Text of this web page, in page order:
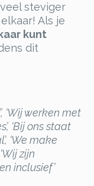
steviger
Als je
kunt
dit
‘Wij werken met
‘Bij ons staat
‘We make
zijn
inclusief’